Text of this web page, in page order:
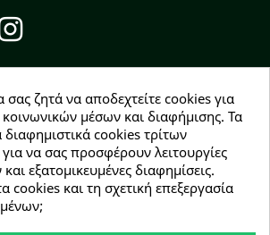
και θα είστε οι πρώτοι που θα
γύρω από προσφορές, εκπτώσεις
ζητά να αποδεχτείτε cookies για
μέσων και διαφήμισης. Τα
cookies τρίτων
να σας προσφέρουν λειτουργίες
εξατομικευμένες διαφημίσεις.
cookies και τη σχετική επεξεργασία